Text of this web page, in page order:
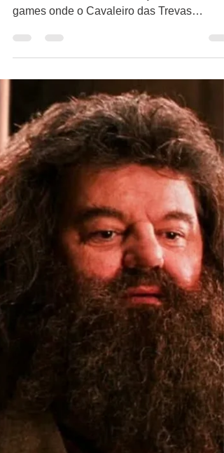
Batman!
Kevin Conroy foi a principal voz do Batman.
Nas mais diferentes animações e video
aparecia, era ele que...